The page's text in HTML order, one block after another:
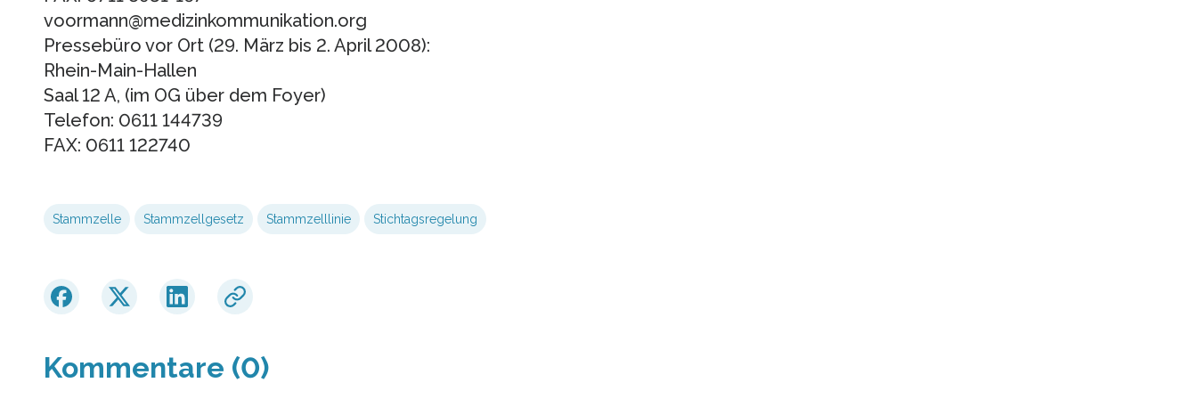
voormann@medizinkommunikation.org
Pressebüro vor Ort (29. März bis 2. April 2008):
Rhein-Main-Hallen
Saal 12 A, (im OG über dem Foyer)
Telefon: 0611 144739
FAX: 0611 122740
Stammzelle Stammzellgesetz Stammzelllinie Stichtagsregelung
Kommentare (0)